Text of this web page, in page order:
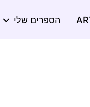
הספרים שלי